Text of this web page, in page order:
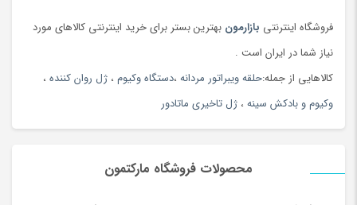
فروشگاه اینترنتی بازارمون بهترین بستر برای خرید اینترنتی کالاهای مورد
نیاز شما در ایران است .
کالاهایی از جمله:حلقه ویبراتور مردانه ،دستگاه وکیوم ، ژل روان کننده ،
وکیوم و بادکش سینه ، ژل تاخیری ماتادور
محصولات فروشگاه مارکتمون